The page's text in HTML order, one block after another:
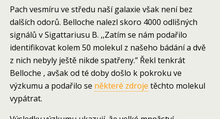
Pach vesmíru ve středu naší galaxie však není bez
dalších odorů. Belloche nalezl skoro 4000 odlišných
signálů v Sigattariusu B. ,,Zatím se nám podařilo
identifikovat kolem 50 molekul z našeho bádání a dvě
z nich nebyly ještě nikde spatřeny.” Řekl tenkrát
Belloche , avšak od té doby došlo k pokroku ve
výzkumu a podařilo se některé zdroje těchto molekul
vypátrat.